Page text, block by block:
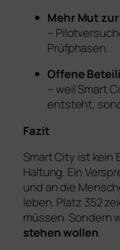
Mehr Mut
–
Prüfphasen.
Offene
– weil Smart
entsteht,
Fazit
Smart City ist kein
Haltung. Ein
und an die
leben. Platz 352
müssen. Sondern
stehen wollen.